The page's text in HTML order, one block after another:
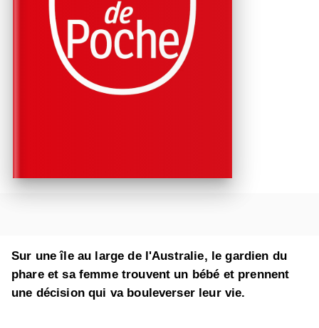
Sur une île au large de l'Australie, le gardien du
phare et sa femme trouvent un bébé et prennent
une décision qui va bouleverser leur vie.